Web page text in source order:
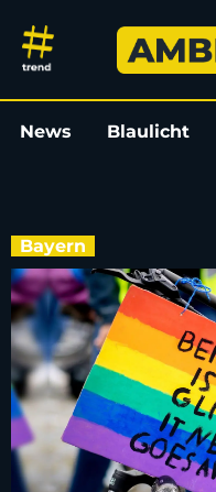
Christopher
News Blaulicht
Bayern